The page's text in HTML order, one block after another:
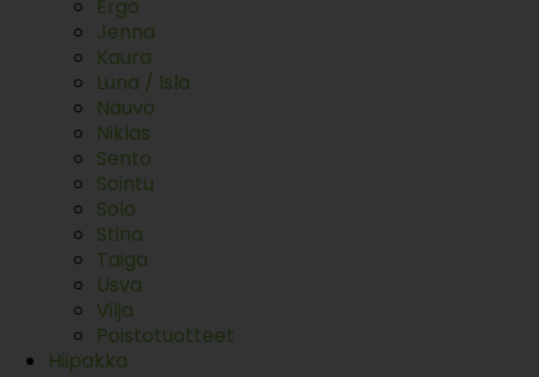
Ergo
Jenna
Kaura
Luna / Isla
Nauvo
Niklas
Sento
Sointu
Solo
Stina
Taiga
Usva
Vilja
Poistotuotteet
Hiipakka